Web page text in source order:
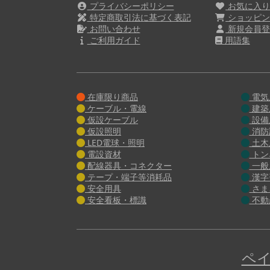
プライバシーポリシー
特定商取引法に基づく表記
お問い合わせ
ご利用ガイド
お気に入り
ショッピ
新規会員
用語集
在庫限り商品
ケーブル・電線
仮設ケーブル
仮設照明
LED電球・照明
電設資材
配線器具・コネクター
テープ・端子等消耗品
安全用具
安全看板・標識
電気
建築
設備
消防
土木
トン
一般
漢字
さま
不動
ペ